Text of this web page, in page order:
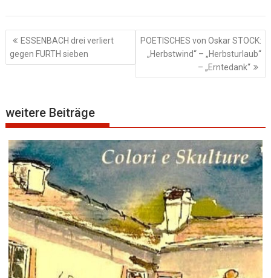
Beitragsnavigation
ESSENBACH drei verliert
gegen FURTH sieben
POETISCHES von Oskar STOCK:
„Herbstwind“ – „Herbsturlaub“
– „Erntedank“
weitere Beiträge